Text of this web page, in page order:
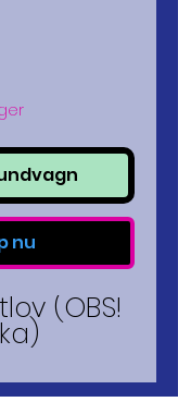
nu
(OBS!